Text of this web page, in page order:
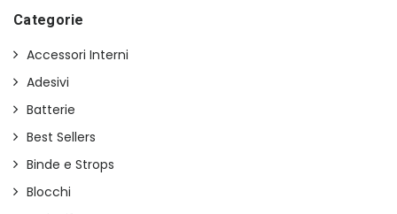
€16,00.
Categorie
Accessori Interni
Adesivi
Batterie
Best Sellers
Binde e Strops
Blocchi